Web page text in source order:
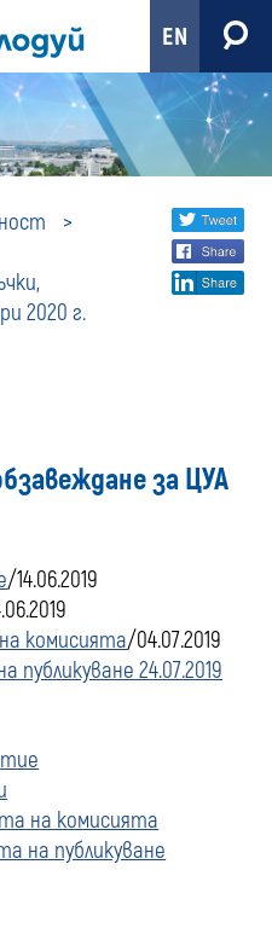
EN
2020 г.
Профил
на
поръчки,
преди
01
януари
2020
г.
Share
social
за ЦУА
/14.06.2019
комисията/04.07.2019
публикуване 24.07.2019
на комисията
на публикуване